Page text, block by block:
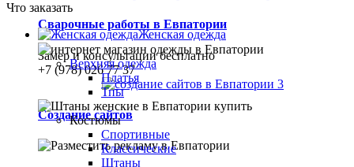
Сварочные работы в Евпатории
Замер и консультации бесплатно
+7 (978) 026 77 37
Создание сайтов
Что заказать
Женская одежда
Верхняя одежда
Платья
Тпы
Костюмы
Спортивные
Классические
Штаны